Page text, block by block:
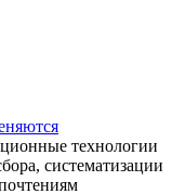
технологии
систематизации